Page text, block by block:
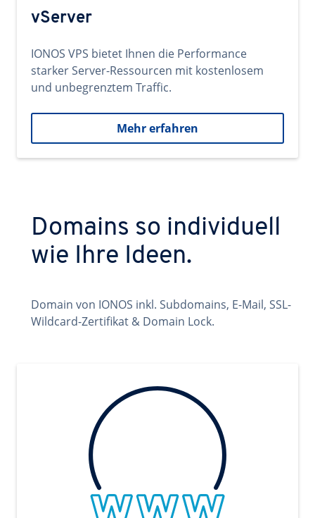
vServer
IONOS VPS bietet Ihnen die Performance
starker Server-Ressourcen mit kostenlosem
und unbegrenztem Traffic.
Mehr erfahren
Domains so individuell
wie Ihre Ideen.
Domain von IONOS inkl. Subdomains, E-Mail, SSL-
Wildcard-Zertifikat & Domain Lock.